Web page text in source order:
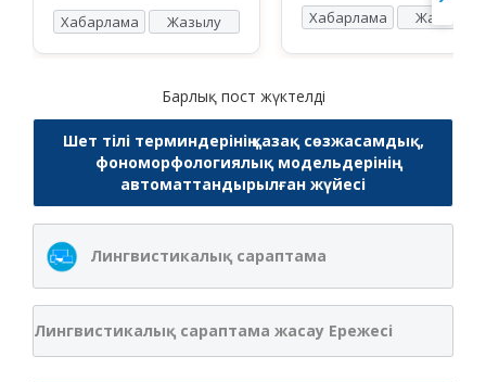
Хабарлама
Жазылу Хабарлама Жазылу
Барлық пост жүктелді
Шет тілі терминдерінің қазақ сөзжасамдық,
фономорфологиялық модельдерінің
автоматтандырылған жүйесі
Лингвистикалық сараптама
Лингвистикалық сараптама жасау Ережесі